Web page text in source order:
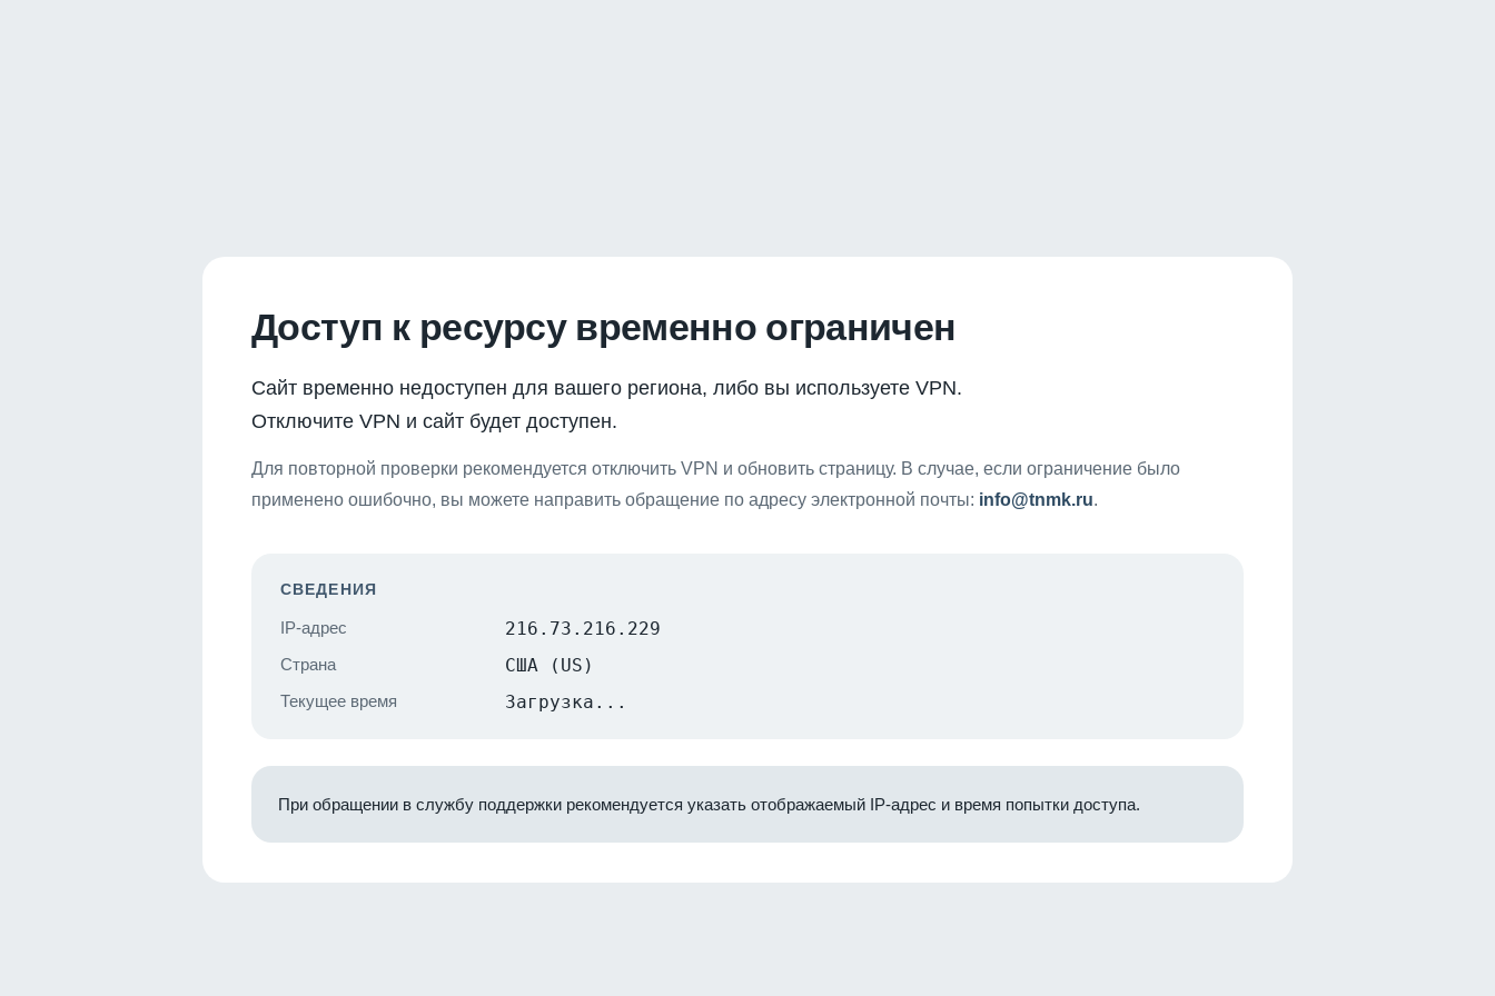
Доступ к ресурсу временно ограничен
Сайт временно недоступен для вашего региона, либо вы используете VPN.
Отключите VPN и сайт будет доступен.
Для повторной проверки рекомендуется отключить VPN и обновить страницу. В случае, если ограничение было
применено ошибочно, вы можете направить обращение по адресу электронной почты: info@tnmk.ru.
СВЕДЕНИЯ
IP-адрес 216.73.216.229
Страна США (US)
Текущее время Загрузка...
При обращении в службу поддержки рекомендуется указать отображаемый IP-адрес и время попытки доступа.